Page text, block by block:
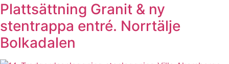
Plattsättning Granit & ny
stentrappa entré. Norrtälje
Bolkadalen